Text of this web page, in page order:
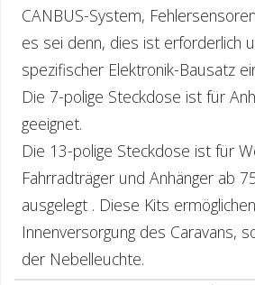
CANBUS-System,
es sei denn, dies ist erforderlich
spezifischer Elektronik-Bausatz
Die 7-polige Steckdose ist für
geeignet.
Die 13-polige Steckdose ist für
Fahrradträger und Anhänger ab
ausgelegt . Diese Kits
Innenversorgung des Caravans,
der Nebelleuchte.